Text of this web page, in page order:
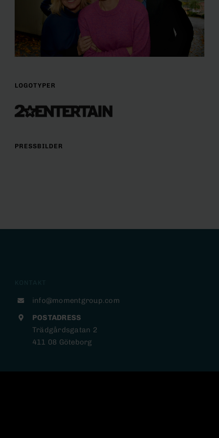
LOGOTYPER
PRESSBILDER
info@momentgroup.com
POSTADRESS
Trädgårdsgatan 2
411 08 Göteborg